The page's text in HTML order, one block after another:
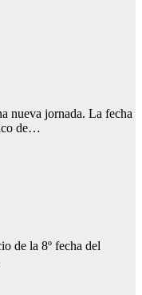
nueva jornada. La fecha
de…
de la 8º fecha del